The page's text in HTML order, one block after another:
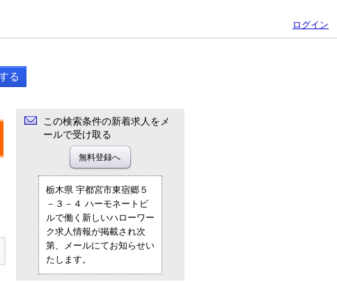
ログイン
この検索条件の新着求人をメ
ールで受け取る
栃木県 宇都宮市東宿郷５
－３－４ ハーモネートビ
ルで働く新しいハローワー
ク求人情報が掲載され次
第、メールにてお知らせい
たします。